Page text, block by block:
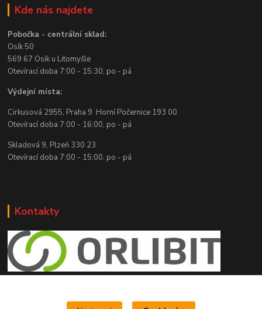
Kde nás najdete
Pobočka - centrální sklad:
Osík 50
569 67 Osík u Litomyšle
Otevírací doba 7:00 - 15:30, po - pá
Výdejní místa:
Cirkusová 2955, Praha 9 Horní Počernice 193 00
Otevírací doba 7:00 - 16:00, po - pá
Skladová 9, Plzeň 330 23
Otevírací doba 7:00 - 15:00, po - pá
Kontakty